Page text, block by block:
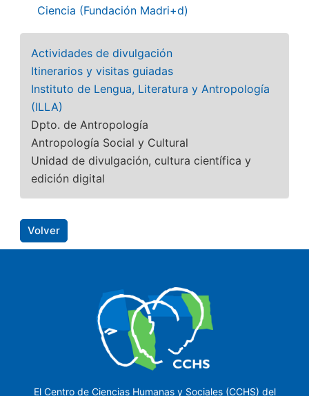
Ciencia (Fundación Madri+d)
Actividades de divulgación
Itinerarios y visitas guiadas
Instituto de Lengua, Literatura y Antropología
(ILLA)
Dpto. de Antropología
Antropología Social y Cultural
Unidad de divulgación, cultura científica y
edición digital
Volver
El Centro de Ciencias Humanas y Sociales (CCHS) del